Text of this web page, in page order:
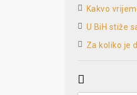
Kakvo
U BiH stiže
Za koliko je